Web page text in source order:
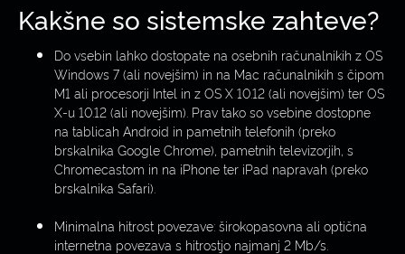
Kakšne so sistemske zahteve?
Do vsebin lahko dostopate na osebnih računalnikih z OS
Windows 7 (ali novejšim) in na Mac računalnikih s čipom
M1 ali procesorji Intel in z OS X 10.12 (ali novejšim) ter OS
X-u 10.12 (ali novejšim). Prav tako so vsebine dostopne
na tablicah Android in pametnih telefonih (preko
brskalnika Google Chrome), pametnih televizorjih, s
Chromecastom in na iPhone ter iPad napravah (preko
brskalnika Safari).
Minimalna hitrost povezave: širokopasovna ali optična
internetna povezava s hitrostjo najmanj 2 Mb/s.